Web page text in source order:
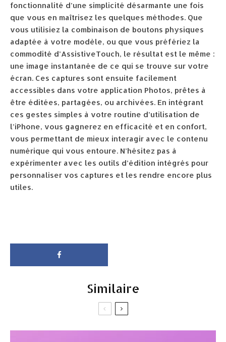
fonctionnalité d’une simplicité désarmante une fois
que vous en maîtrisez les quelques méthodes. Que
vous utilisiez la combinaison de boutons physiques
adaptée à votre modèle, ou que vous préfériez la
commodité d’AssistiveTouch, le résultat est le même :
une image instantanée de ce qui se trouve sur votre
écran. Ces captures sont ensuite facilement
accessibles dans votre application Photos, prêtes à
être éditées, partagées, ou archivées. En intégrant
ces gestes simples à votre routine d’utilisation de
l’iPhone, vous gagnerez en efficacité et en confort,
vous permettant de mieux interagir avec le contenu
numérique qui vous entoure. N’hésitez pas à
expérimenter avec les outils d’édition intégrés pour
personnaliser vos captures et les rendre encore plus
utiles.
Similaire